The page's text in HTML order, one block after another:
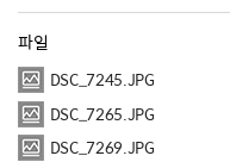
파일
DSC_7245.JPG
DSC_7265.JPG
DSC_7269.JPG